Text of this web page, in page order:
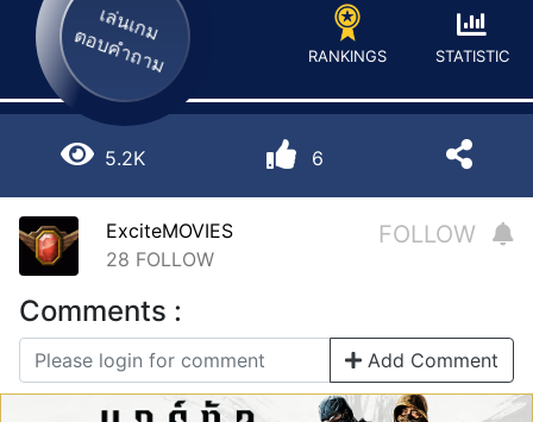
เล่นเกม
ตอบคำถาม RANKINGS STATISTIC
5.2K 6
ExciteMOVIES
28 FOLLOW
FOLLOW
Comments :
Add Comment